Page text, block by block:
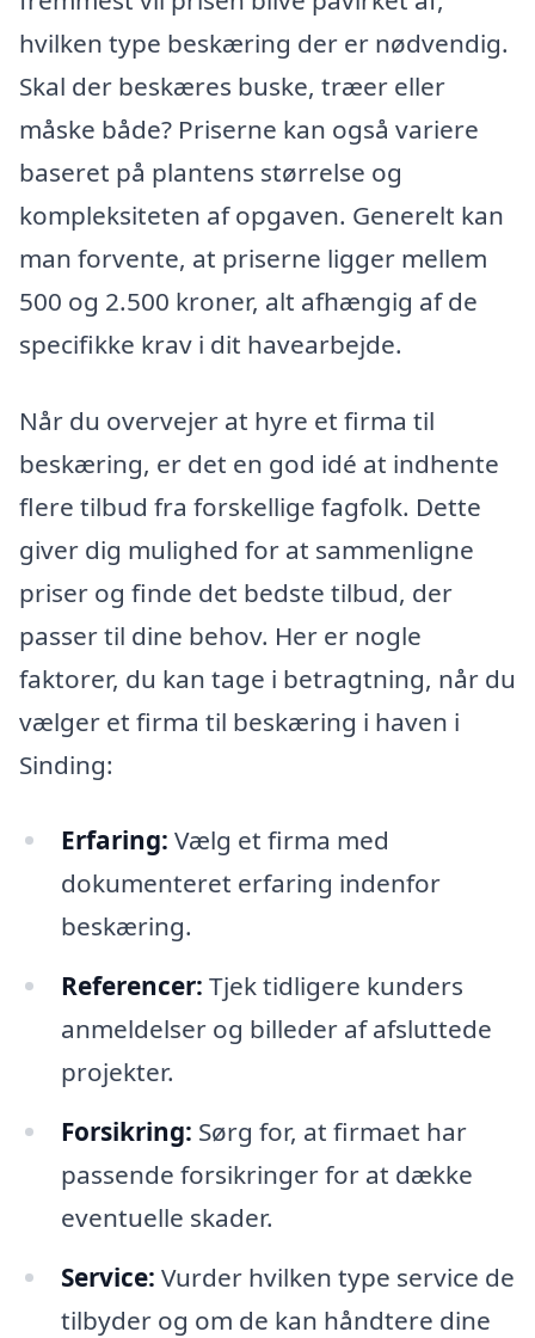
hvilken type beskæring der er nødvendig.
Skal der beskæres buske, træer eller
måske både? Priserne kan også variere
baseret på plantens størrelse og
kompleksiteten af opgaven. Generelt kan
man forvente, at priserne ligger mellem
500 og 2.500 kroner, alt afhængig af de
specifikke krav i dit havearbejde.
Når du overvejer at hyre et firma til
beskæring, er det en god idé at indhente
flere tilbud fra forskellige fagfolk. Dette
giver dig mulighed for at sammenligne
priser og finde det bedste tilbud, der
passer til dine behov. Her er nogle
faktorer, du kan tage i betragtning, når du
vælger et firma til beskæring i haven i
Sinding:
Erfaring: Vælg et firma med
dokumenteret erfaring indenfor
beskæring.
Referencer: Tjek tidligere kunders
anmeldelser og billeder af afsluttede
projekter.
Forsikring: Sørg for, at firmaet har
passende forsikringer for at dække
eventuelle skader.
Service: Vurder hvilken type service de
tilbyder og om de kan håndtere dine